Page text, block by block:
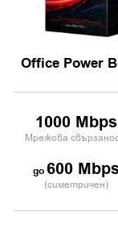
Office Power
1000 Mbps
Мрежова
600
(симетричен)